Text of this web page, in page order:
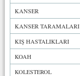
KANSER
KANSER TARAMALARI
KIŞ HASTALIKLARI
KOAH
KOLESTEROL